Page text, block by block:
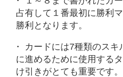
占有して１番最初に勝利
勝利となります。
カードには7種類のス
に進めるために使用する
け引きがとても重要です。